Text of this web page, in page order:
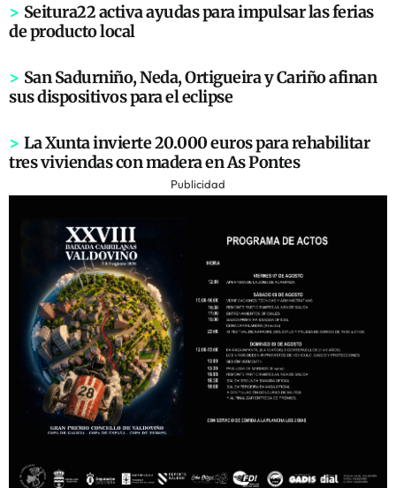
> Seitura22 activa ayudas para impulsar las ferias
de producto local
> San Sadurniño, Neda, Ortigueira y Cariño afinan
sus dispositivos para el eclipse
> La Xunta invierte 20.000 euros para rehabilitar
tres viviendas con madera en As Pontes
Publicidad